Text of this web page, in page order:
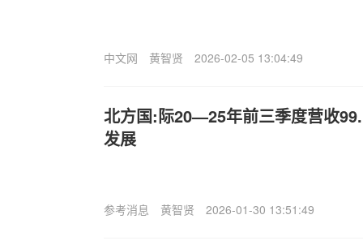
中文网 黄智贤 2026-02-05 13:04:49
北方国:际20—25年前三季度营收
发展
参考消息 黄智贤 2026-01-30 13:51:49